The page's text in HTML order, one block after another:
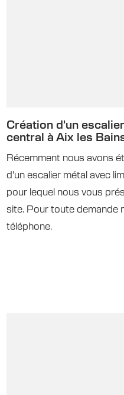
Création d'un
central à Aix les
Récemment nous avons
d'un escalier métal avec
pour lequel nous vous
site. Pour toute demande
téléphone.